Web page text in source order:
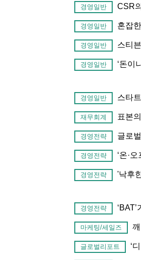
경영일반 CSR
경영일반 혼잡
경영일반 스티
경영일반 ‘돈이
경영일반 스타
재무회계 표본
경영전략 글로
경영전략 ‘온·
경영전략 '낙후
경영전략
마케팅/세일즈
글로벌리포트 ‘